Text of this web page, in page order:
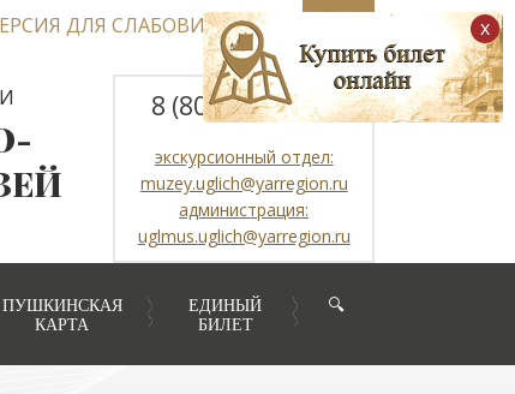
ДЛЯ СЛАБОВИДЯЩИХ
8 (800) 2507317
экскурсионный отдел:
muzey.uglich@yarregion.ru
администрация:
uglmus.uglich@yarregion.ru
ПУШКИНСКАЯ
КАРТА
ЕДИНЫЙ
БИЛЕТ
🔍
x